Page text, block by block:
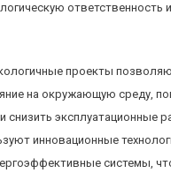
ответственность
проекты
на окружающую среду,
снизить эксплуатационные
инновационные
системы,